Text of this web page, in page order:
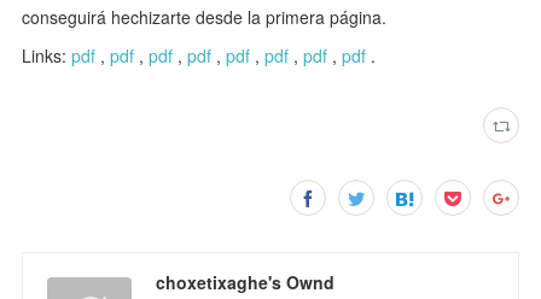
conseguirá hechizarte desde la primera página.
Links:pdf ,pdf ,pdf ,pdf ,pdf ,pdf ,pdf ,pdf .
choxetixaghe's Ownd